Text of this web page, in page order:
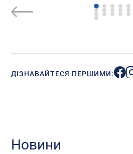
ДІЗНАВАЙТЕСЯ ПЕРШИМИ:
Новини